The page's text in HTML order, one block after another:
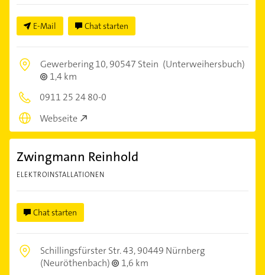
E-Mail Chat starten
Gewerbering 10,90547 Stein (Unterweihersbuch)
1,4 km
0911 25 24 80-0
Webseite
Zwingmann Reinhold
ELEKTROINSTALLATIONEN
Chat starten
Schillingsfürster Str. 43,90449 Nürnberg
(Neuröthenbach)
1,6 km